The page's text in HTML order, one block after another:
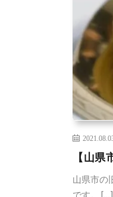
【山
山県市の
です。 […]